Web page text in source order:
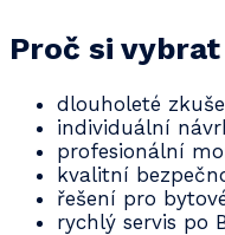
Proč si
dlouholeté
individuální
profesionální
kvalitní
řešení pro
rychlý servis po